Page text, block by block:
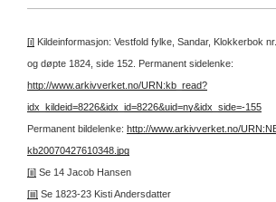
[i] Kildeinformasjon: Vestfold fylke, Sandar, Klokkerbok
og døpte 1824, side 152. Permanent sidelenke:
http://www.arkivverket.no/URN:kb_read?
idx_kildeid=8226&idx_id=8226&uid=ny&idx_side=-155
Permanent bildelenke: http://www.arkivverket.no/
kb20070427610348.jpg
[ii] Se 14 Jacob Hansen
[iii] Se 1823-23 Kisti Andersdatter